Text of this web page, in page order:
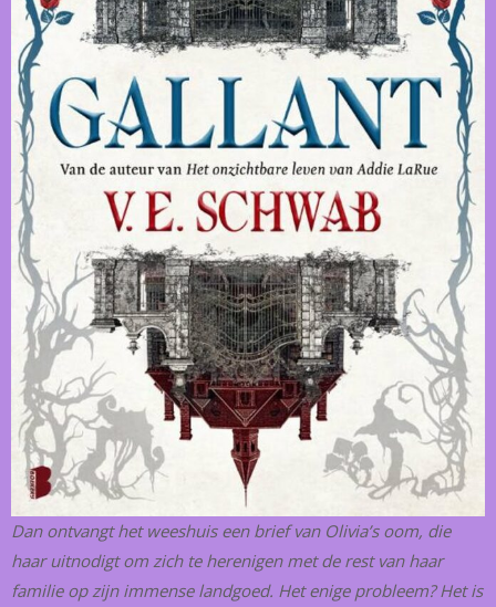
Dan ontvangt het weeshuis een brief van Olivia’s oom, die
haar uitnodigt om zich te herenigen met de rest van haar
familie op zijn immense landgoed. Het enige probleem? Het is